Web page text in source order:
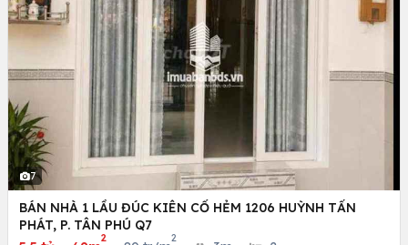
7
BÁN NHÀ 1 LẦU ĐÚC KIÊN CỐ HẺM 1206 HUỲNH TẤN
PHÁT, P. TÂN PHÚ Q7
2 2